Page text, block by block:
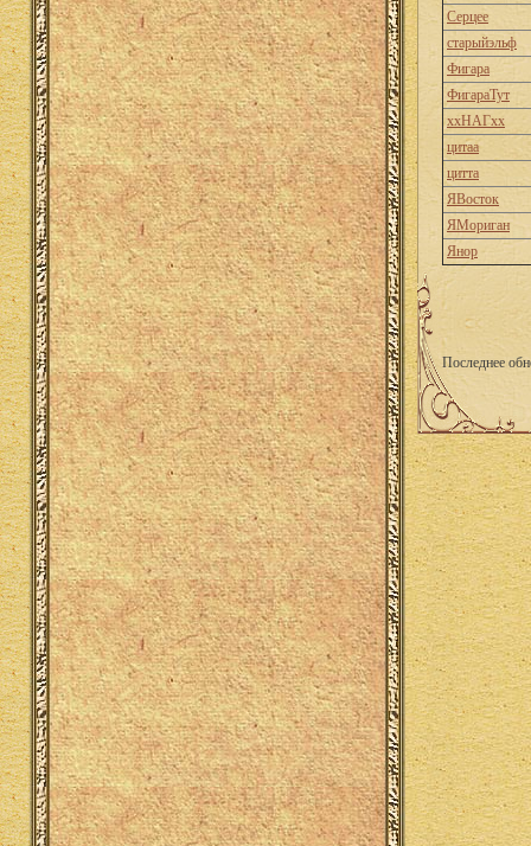
Серцее
старыйэльф
Фигара
ФигараТут
ххНАГхх
цитаа
цитта
ЯВосток
ЯМориган
Янор
Последнее